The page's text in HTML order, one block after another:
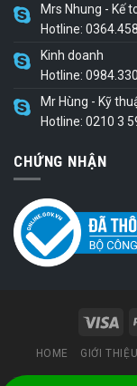
Mrs Nhung - Kế
Hotline:
Kinh doanh
Hotline:
Mr Hùng - Kỹ
Hotline: 0210 3
CHỨNG NHẬN
HOME GIỚI THIỆU